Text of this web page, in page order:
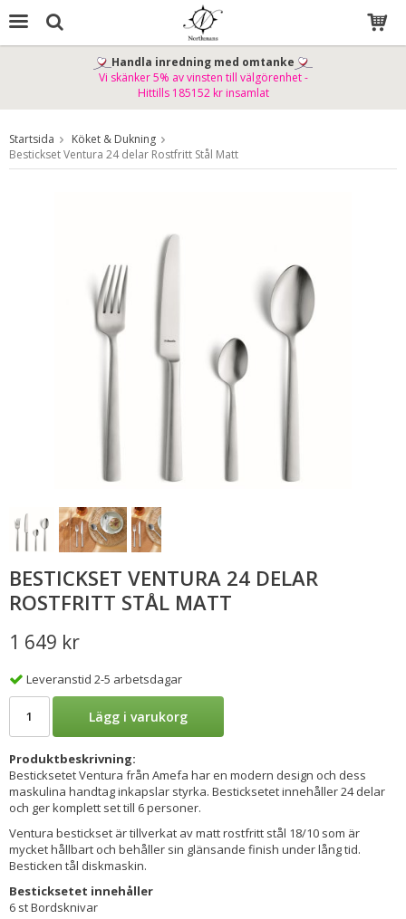
Produkten har blivit tillagd i varukorgen
Handla inredning med omtanke
Vi skänker 5% av vinsten till välgörenhet -
Hittills 185152 kr insamlat
Startsida
Köket & Dukning
Bestickset Ventura 24 delar Rostfritt Stål Matt
BESTICKSET VENTURA 24 DELAR
ROSTFRITT STÅL MATT
1 649 kr
Leveranstid 2-5 arbetsdagar
Lägg i varukorg
Produktbeskrivning:
Besticksetet Ventura från Amefa har en modern design och dess
maskulina handtag inkapslar styrka. Besticksetet innehåller 24 delar
och ger komplett set till 6 personer.
Ventura bestickset är tillverkat av matt rostfritt stål 18/10 som är
mycket hållbart och behåller sin glänsande finish under lång tid.
Besticken tål diskmaskin.
Besticksetet innehåller
6 st Bordsknivar